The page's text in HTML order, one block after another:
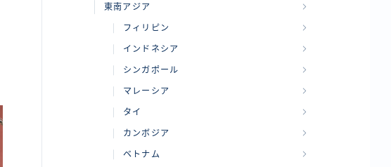
東南アジア
フィリピン
インドネシア
シンガポール
マレーシア
タイ
カンボジア
ベトナム